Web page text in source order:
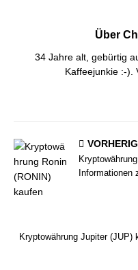
Über
34 Jahre alt, gebürtig
Kaffeejunkie :-).
Informationen
Kryptowährung Jupiter (JUP)